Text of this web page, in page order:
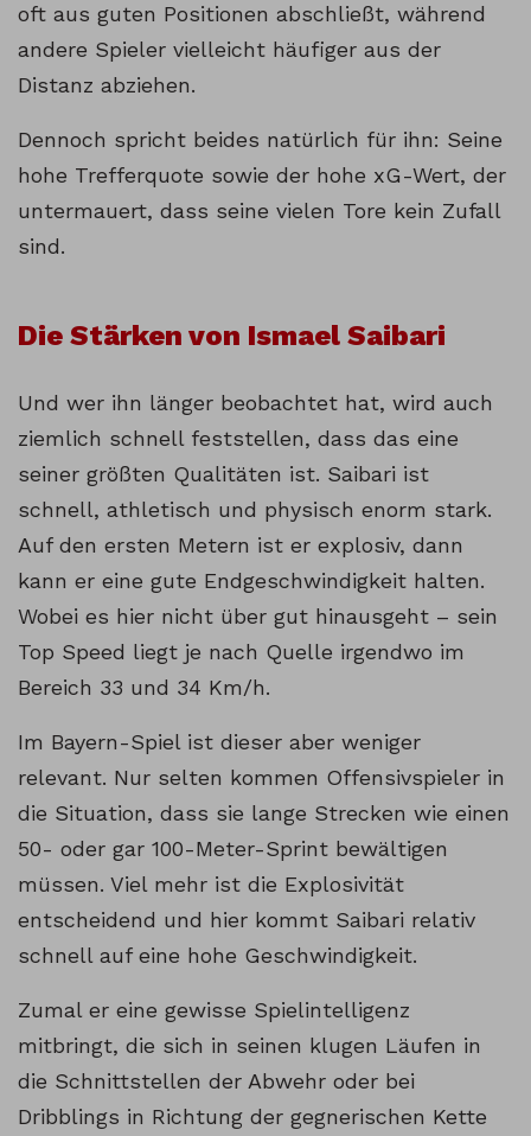
oft aus guten Positionen abschließt, während
andere Spieler vielleicht häufiger aus der
Distanz abziehen.
Dennoch spricht beides natürlich für ihn: Seine
hohe Trefferquote sowie der hohe xG-Wert, der
untermauert, dass seine vielen Tore kein Zufall
sind.
Die Stärken von Ismael Saibari
Und wer ihn länger beobachtet hat, wird auch
ziemlich schnell feststellen, dass das eine
seiner größten Qualitäten ist. Saibari ist
schnell, athletisch und physisch enorm stark.
Auf den ersten Metern ist er explosiv, dann
kann er eine gute Endgeschwindigkeit halten.
Wobei es hier nicht über gut hinausgeht – sein
Top Speed liegt je nach Quelle irgendwo im
Bereich 33 und 34 Km/h.
Im Bayern-Spiel ist dieser aber weniger
relevant. Nur selten kommen Offensivspieler in
die Situation, dass sie lange Strecken wie einen
50- oder gar 100-Meter-Sprint bewältigen
müssen. Viel mehr ist die Explosivität
entscheidend und hier kommt Saibari relativ
schnell auf eine hohe Geschwindigkeit.
Zumal er eine gewisse Spielintelligenz
mitbringt, die sich in seinen klugen Läufen in
die Schnittstellen der Abwehr oder bei
Dribblings in Richtung der gegnerischen Kette